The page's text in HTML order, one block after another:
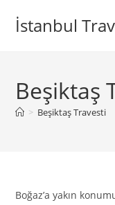
İstanbul
Beşiktaş
> Beşiktaş Travesti
Boğaz’a yakın